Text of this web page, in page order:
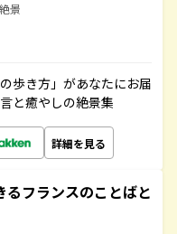
景
歩き方」があなたにお届
と癒やしの絶景集
詳細を見る
るフランスのことばと